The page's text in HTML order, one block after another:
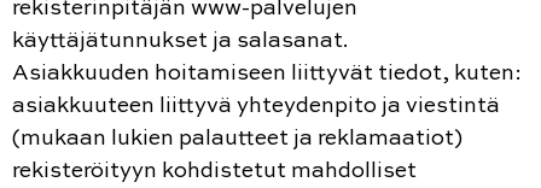
rekisterinpitäjän www-palvelujen
käyttäjätunnukset ja salasanat.
Asiakkuuden hoitamiseen liittyvät tiedot, kuten:
asiakkuuteen liittyvä yhteydenpito ja viestintä
(mukaan lukien palautteet ja reklamaatiot)
rekisteröityyn kohdistetut mahdolliset